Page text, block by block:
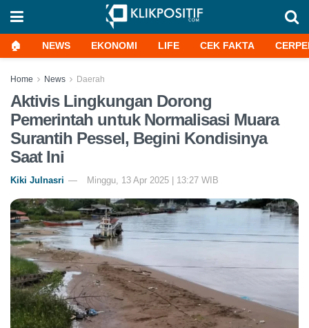
🏠 NEWS EKONOMI LIFE CEK FAKTA
Home News Daerah
Aktivis Lingkungan Dorong
Pemerintah untuk Normalisasi Muara
Surantih Pessel, Begini Kondisinya
Saat Ini
Kiki Julnasri Minggu, 13 Apr 2025 | 13:27 WIB